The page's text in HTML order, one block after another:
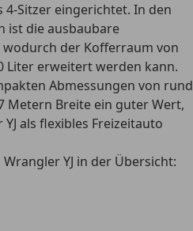
4-Sitzer eingerichtet. In den
ist die ausbaubare
wodurch der Kofferraum von
Liter erweitert werden kann.
Abmessungen von rund
Metern Breite ein guter Wert,
als flexibles Freizeitauto
YJ in der Übersicht: